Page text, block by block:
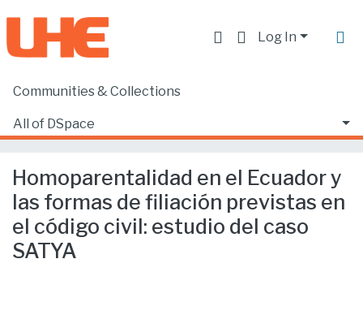
Log In
Communities & Collections
All of DSpace
Home
Facultad de Derecho
Homoparentalidad en el Ecuador y las formas de filiación previstas en el código civil: estudio del caso SATYA
Homoparentalidad en el Ecuador y
las formas de filiación previstas en
el código civil: estudio del caso
SATYA